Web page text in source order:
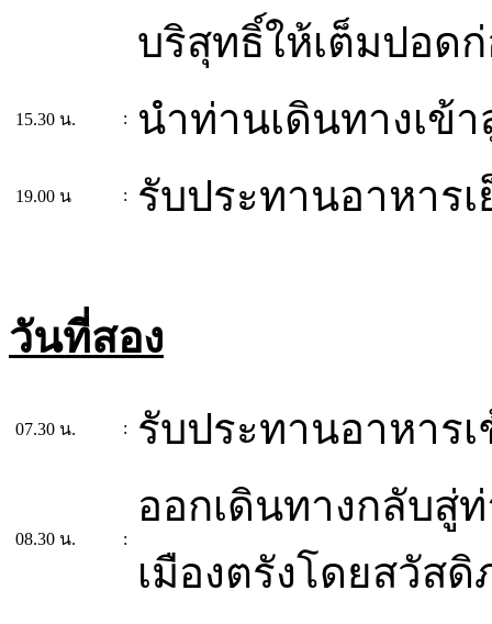
บริสุทธิ์ให้เต็มปอด
15.30 น. : นำท่านเดินทางเข้
19.00 น : รับประทานอาหาร
วันที่สอง
07.30 น. : รับประทานอาหาร
08.30 น. :
ออกเดินทางกลับสู่ท่
เมืองตรังโดยสวัสดิ